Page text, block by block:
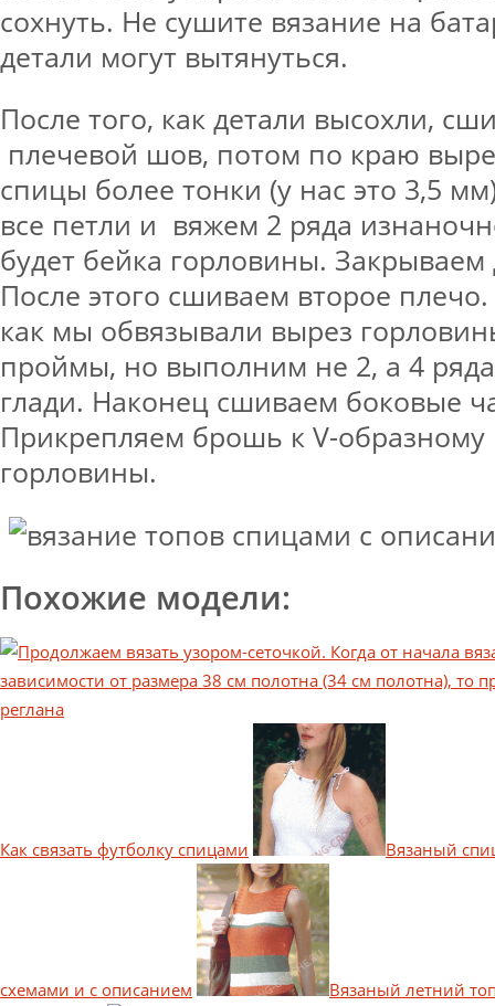
сохнуть. Не сушите вязание на
детали могут вытянуться.
После того, как детали высохли,
плечевой шов, потом по краю
спицы более тонки (у нас это 3,5
все петли и вяжем 2 ряда
будет бейка горловины.
После этого сшиваем второе
как мы обвязывали вырез
проймы, но выполним не 2, а 4
глади. Наконец сшиваем боковые
Прикрепляем брошь к V-образному
горловины.
Похожие модели:
Как связать футболку спицами Вязаный
схемами и с описанием
Вязаный летний